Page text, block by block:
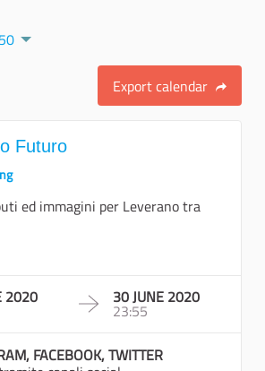
50
Export calendar
Futuro
ed immagini per Leverano tra
2020 30 JUNE 2020
23:55
FACEBOOK, TWITTER